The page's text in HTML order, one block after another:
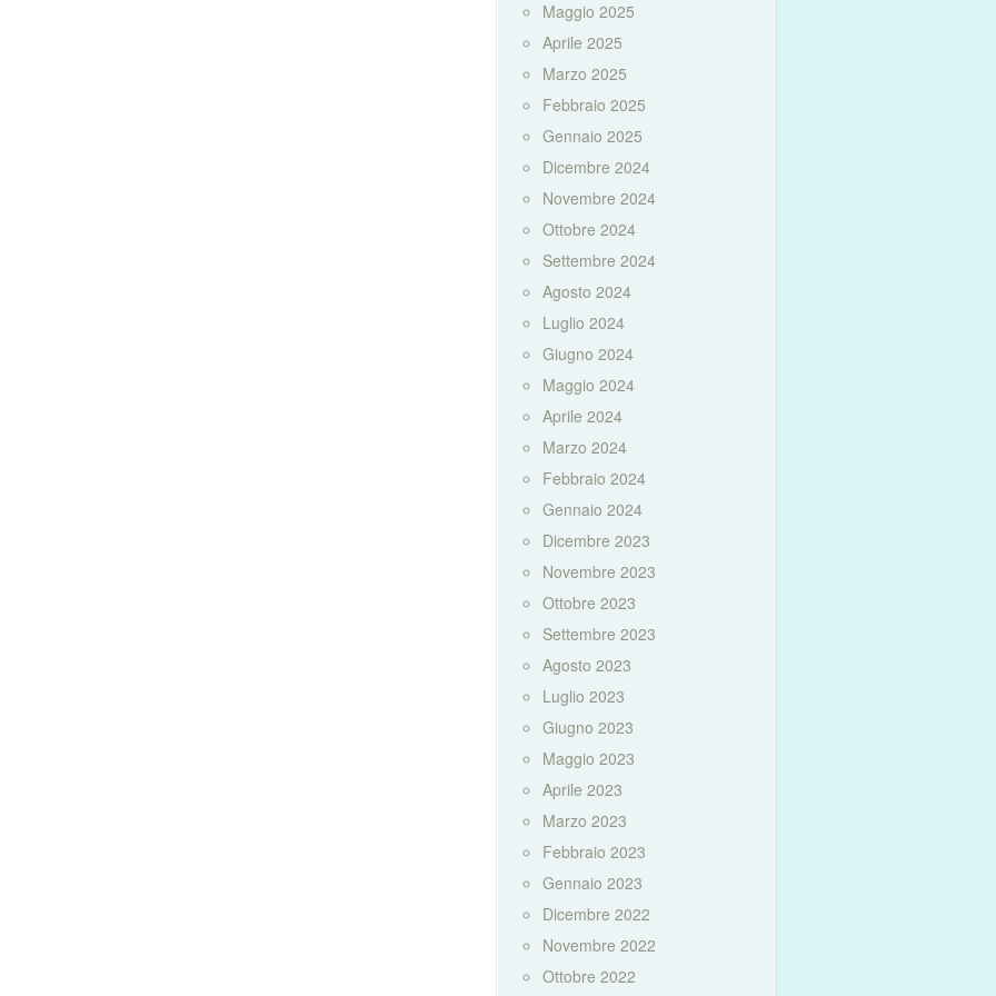
Maggio 2025
Aprile 2025
Marzo 2025
Febbraio 2025
Gennaio 2025
Dicembre 2024
Novembre 2024
Ottobre 2024
Settembre 2024
Agosto 2024
Luglio 2024
Giugno 2024
Maggio 2024
Aprile 2024
Marzo 2024
Febbraio 2024
Gennaio 2024
Dicembre 2023
Novembre 2023
Ottobre 2023
Settembre 2023
Agosto 2023
Luglio 2023
Giugno 2023
Maggio 2023
Aprile 2023
Marzo 2023
Febbraio 2023
Gennaio 2023
Dicembre 2022
Novembre 2022
Ottobre 2022